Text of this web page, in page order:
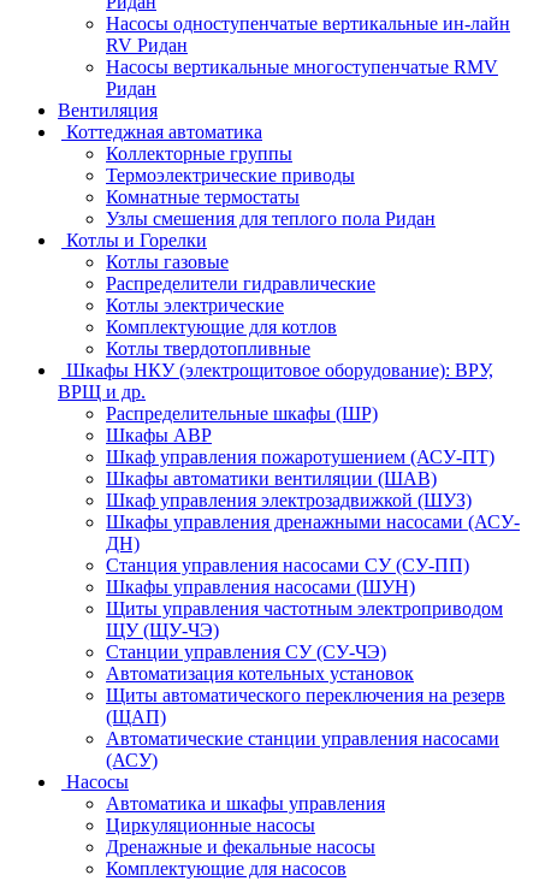
Насосы одноступенчатые вертикальные ин-лайн
RV Ридан
Насосы вертикальные многоступенчатые RMV
Ридан
Вентиляция
Коттеджная автоматика
Коллекторные группы
Термоэлектрические приводы
Комнатные термостаты
Узлы смешения для теплого пола Ридан
Котлы и Горелки
Котлы газовые
Распределители гидравлические
Котлы электрические
Комплектующие для котлов
Котлы твердотопливные
Шкафы НКУ (электрощитовое оборудование): ВРУ,
ВРЩ и др.
Распределительные шкафы (ШР)
Шкафы АВР
Шкаф управления пожаротушением (АСУ-ПТ)
Шкафы автоматики вентиляции (ШАВ)
Шкаф управления электрозадвижкой (ШУЗ)
Шкафы управления дренажными насосами (АСУ-
ДН)
Станция управления насосами СУ (СУ-ПП)
Шкафы управления насосами (ШУН)
Щиты управления частотным электроприводом
ЩУ (ЩУ-ЧЭ)
Станции управления СУ (СУ-ЧЭ)
Автоматизация котельных установок
Щиты автоматического переключения на резерв
(ЩАП)
Автоматические станции управления насосами
(АСУ)
Насосы
Автоматика и шкафы управления
Циркуляционные насосы
Дренажные и фекальные насосы
Комплектующие для насосов